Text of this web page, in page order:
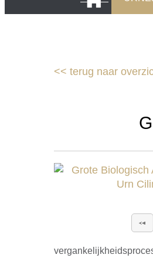
<< terug naar